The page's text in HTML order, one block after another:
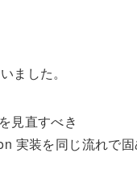
ました。
見直すべき
実装を同じ流れで